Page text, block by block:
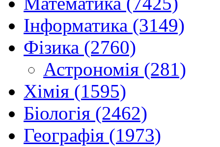
Інформатика (3149)
Фізика (2760)
Астрономія (281)
Хімія (1595)
Біологія (2462)
Географія (1973)